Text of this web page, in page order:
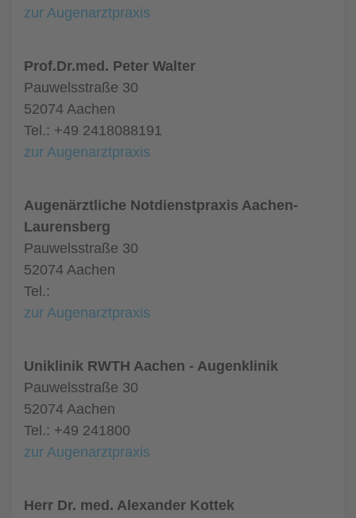
zur Augenarztpraxis
Prof.Dr.med. Peter Walter
Pauwelsstraße 30
52074 Aachen
Tel.: +49 2418088191
zur Augenarztpraxis
Augenärztliche Notdienstpraxis Aachen-
Laurensberg
Pauwelsstraße 30
52074 Aachen
Tel.:
zur Augenarztpraxis
Uniklinik RWTH Aachen - Augenklinik
Pauwelsstraße 30
52074 Aachen
Tel.: +49 241800
zur Augenarztpraxis
Herr Dr. med. Alexander Kottek